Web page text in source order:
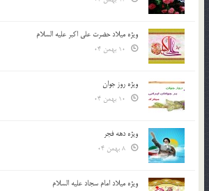
ویژه میلاد حضرت علی اکبر علیه السلام
ویژه روز جوان
ویژه دهه فجر
ویژه میلاد امام سجاد علیه السلام